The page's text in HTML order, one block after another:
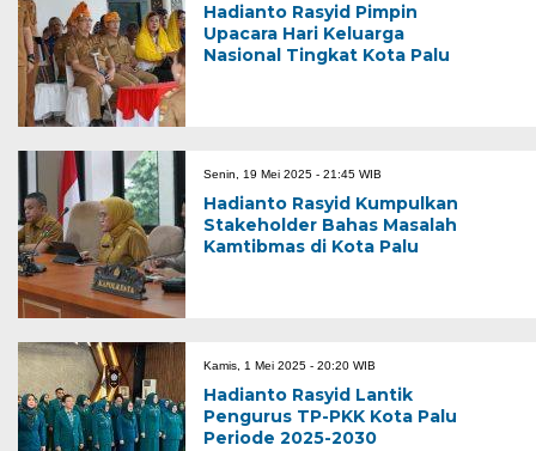
Hadianto Rasyid Pimpin
Upacara Hari Keluarga
Nasional Tingkat Kota Palu
Senin, 19 Mei 2025 - 21:45 WIB
Hadianto Rasyid Kumpulkan
Stakeholder Bahas Masalah
Kamtibmas di Kota Palu
Kamis, 1 Mei 2025 - 20:20 WIB
Hadianto Rasyid Lantik
Pengurus TP-PKK Kota Palu
Periode 2025-2030